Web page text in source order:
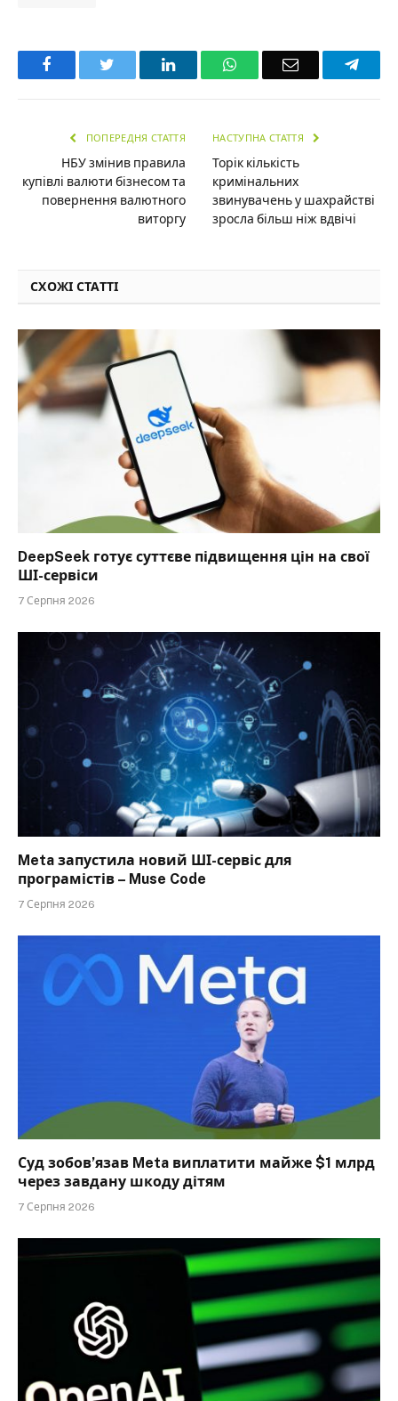
Facebook LinkedInWhatsAppEmail
ПОПЕРЕДНЯ СТАТТЯ
НБУ змінив правила
купівлі валюти бізнесом та
повернення валютного
виторгу
НАСТУПНА СТАТТЯ
Торік кількість
кримінальних
звинувачень у шахрайстві
зросла більш ніж вдвічі
СХОЖІ СТАТТІ
DeepSeek готує суттєве підвищення цін на свої
ШІ-сервіси
7 Серпня 2026
Meta запустила новий ШІ-сервіс для
програмістів – Muse Code
7 Серпня 2026
Суд зобов’язав Meta виплатити майже $1 млрд
через завдану шкоду дітям
7 Серпня 2026